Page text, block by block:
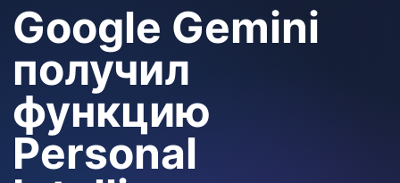
Google Gemini
получил
функцию
Personal